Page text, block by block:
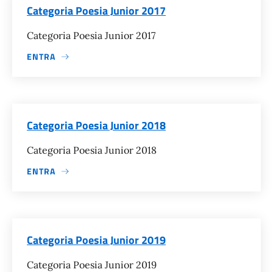
Categoria Poesia Junior 2017
Categoria Poesia Junior 2017
ENTRA
Categoria Poesia Junior 2018
Categoria Poesia Junior 2018
ENTRA
Categoria Poesia Junior 2019
Categoria Poesia Junior 2019